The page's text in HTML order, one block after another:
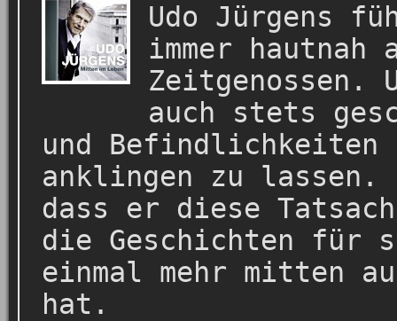
Udo Jürgens
immer hautnah
Zeitgenossen.
auch stets
und Befindlichkeiten
anklingen zu lassen.
dass er diese
die Geschichten für
einmal mehr mitten
hat.